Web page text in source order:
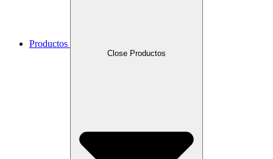
Productos
Close Productos